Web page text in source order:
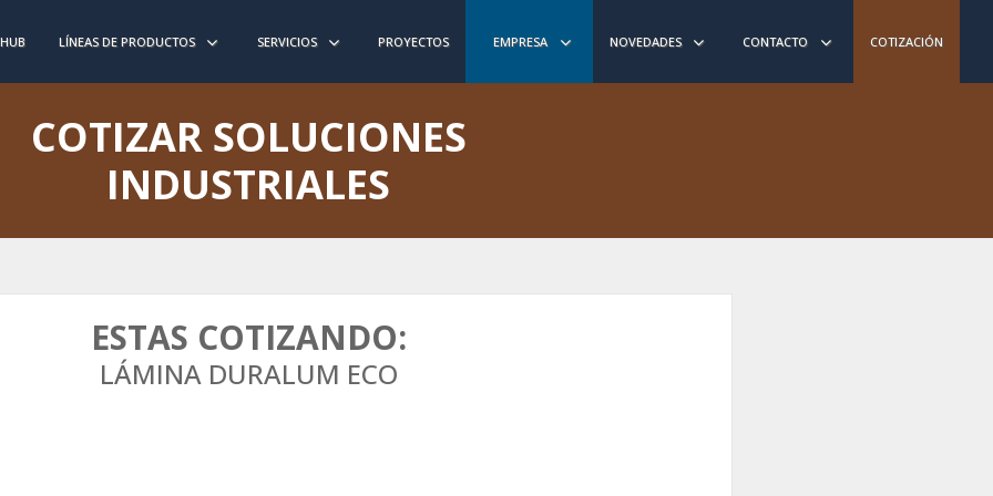
LÍNEAS DE PRODUCTOS SERVICIOS PROYECTOS EMPRESA NOVEDADES CONTACTO COTIZACIÓN
COTIZAR SOLUCIONES
INDUSTRIALES
ESTAS COTIZANDO:
LÁMINA DURALUM ECO